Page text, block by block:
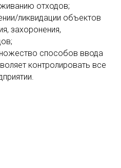
отходов;
ликвидации объектов
захоронения,
способов ввода
контролировать все